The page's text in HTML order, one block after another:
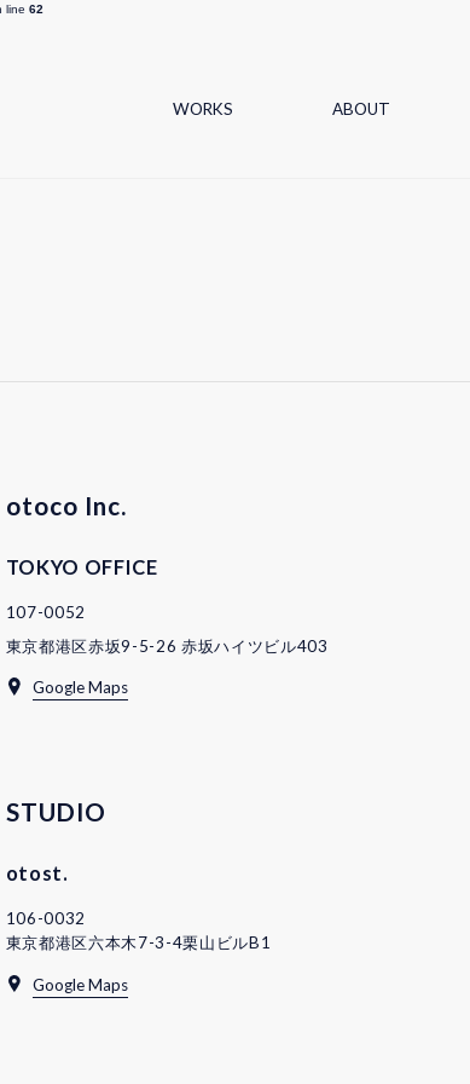
line 62
WORKS ABOUT
otoco Inc.
TOKYO OFFICE
107-0052
東京都港区赤坂9-5-26 赤坂ハイツビル403
Google Maps
STUDIO
otost.
106-0032
東京都港区六本木7-3-4栗山ビルB1
Google Maps